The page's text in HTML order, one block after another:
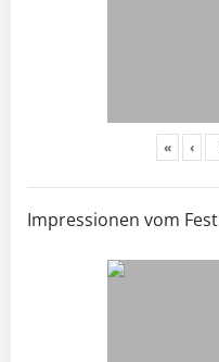
« ‹
Impressionen vom Fest